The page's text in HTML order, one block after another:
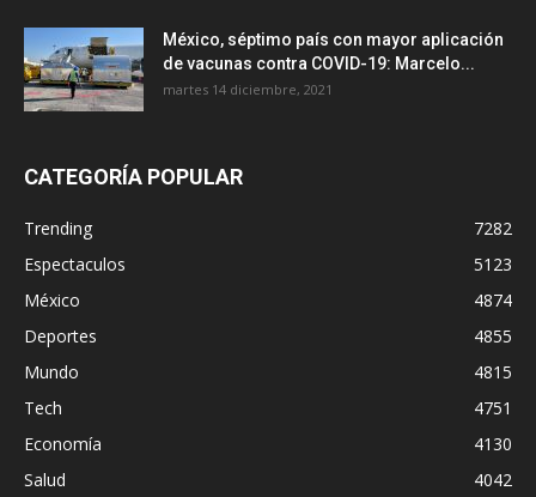
México, séptimo país con mayor aplicación
de vacunas contra COVID-19: Marcelo...
martes 14 diciembre, 2021
CATEGORÍA POPULAR
Trending
7282
Espectaculos
5123
México
4874
Deportes
4855
Mundo
4815
Tech
4751
Economía
4130
Salud
4042